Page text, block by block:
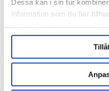
Dessa kan i sin tur
information som du har
samlat in när du har använt
Maris Otter Ale Malt Whole Bag
25 kg
415 kr